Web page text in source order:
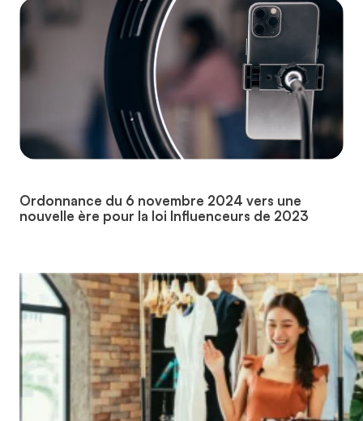
Ordonnance du 6 novembre 2024 vers une
nouvelle ère pour la loi Influenceurs de 2023